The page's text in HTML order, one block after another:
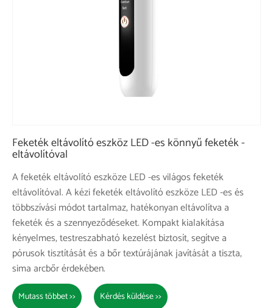
Feketék eltávolító eszköz LED -es könnyű feketék -
eltávolítóval
A feketék eltávolító eszköze LED -es világos feketék
eltávolítóval. A kézi feketék eltávolító eszköze LED -es és
többszívási módot tartalmaz, hatékonyan eltávolítva a
feketék és a szennyeződéseket. Kompakt kialakítása
kényelmes, testreszabható kezelést biztosít, segítve a
pórusok tisztítását és a bőr textúrájának javítását a tiszta,
sima arcbőr érdekében.
Mutass többet >> Kérdés küldése >>